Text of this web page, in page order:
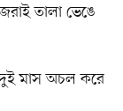
তালা ভেঙে
দুই মাস অচল করে